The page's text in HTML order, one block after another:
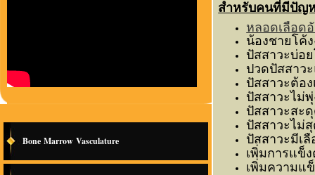
Bone Marrow Vasculature
สำหรับคนที่มีปัญ
หลอดเลือด
น้องชายโค้
ปัสสาวะบ่อ
ปวดปัสสาว
ปัสสาวะต้อ
ปัสสาวะไม่
ปัสสาวะสะ
ปัสสาวะไม่
ปัสสาวะมีเ
เพิ่มการแข็
เพิ่มความแ